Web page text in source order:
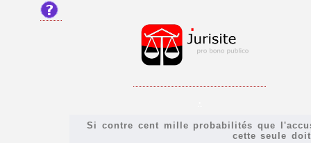
Si contre cent mille probabilités que
cette seule